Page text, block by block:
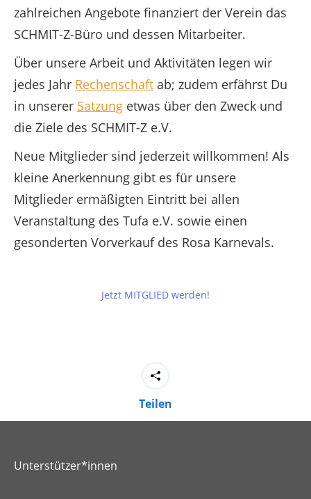
zahlreichen Angebote finanziert der Verein das
SCHMIT-Z-Büro und dessen Mitarbeiter.
Über unsere Arbeit und Aktivitäten legen wir
jedes Jahr Rechenschaft ab; zudem erfährst Du
in unserer Satzung etwas über den Zweck und
die Ziele des SCHMIT-Z e.V.
Neue Mitglieder sind jederzeit willkommen! Als
kleine Anerkennung gibt es für unsere
Mitglieder ermäßigten Eintritt bei allen
Veranstaltung des Tufa e.V. sowie einen
gesonderten Vorverkauf des Rosa Karnevals.
Jetzt MITGLIED werden!
Teilen
Unterstützer*innen